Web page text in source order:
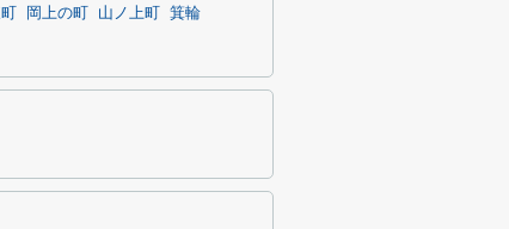
岡上の町 山ノ上町
箕輪